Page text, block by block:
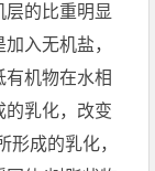
的比重明显
入无机盐，
机物在水相
的乳化，改变
形成的乳化，